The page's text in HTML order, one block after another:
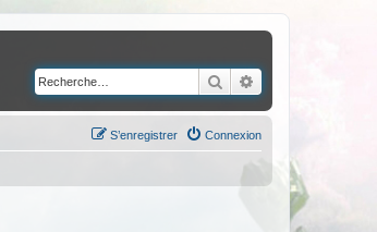
Rechercher
Connexion
S’enregistrer